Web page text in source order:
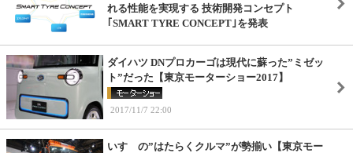
れる性能を実現する 技術開発コンセプト
｢SMART TYRE CONCEPT｣を発表
ダイハツ DNプロカーゴは現代に蘇った”ミゼッ
ト”だった【東京モーターショー2017】
2017/11/7 22:00
いすゞの”はたらくクルマ”が勢揃い【東京モー